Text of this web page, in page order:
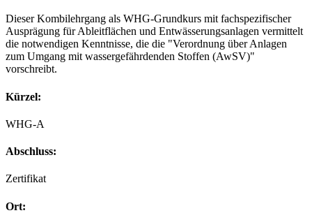
Dieser Kombilehrgang als WHG-Grundkurs mit fachspezifischer
Ausprägung für Ableitflächen und Entwässerungsanlagen vermittelt
die notwendigen Kenntnisse, die die "Verordnung über Anlagen
zum Umgang mit wassergefährdenden Stoffen (AwSV)"
vorschreibt.
Kürzel:
WHG-A
Abschluss:
Zertifikat
Ort: